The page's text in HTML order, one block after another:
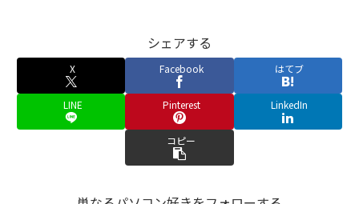
シェアする
X Facebook はてブ
LINE Pinterest LinkedIn
コピー